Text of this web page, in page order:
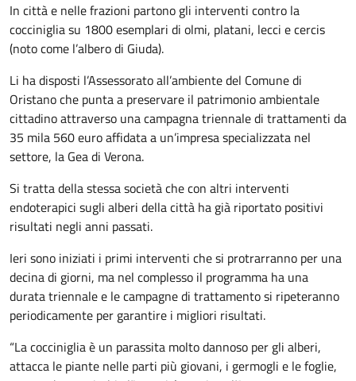
In città e nelle frazioni partono gli interventi contro la
cocciniglia su 1800 esemplari di olmi, platani, lecci e cercis
(noto come l’albero di Giuda).
Li ha disposti l’Assessorato all’ambiente del Comune di
Oristano che punta a preservare il patrimonio ambientale
cittadino attraverso una campagna triennale di trattamenti da
35 mila 560 euro affidata a un’impresa specializzata nel
settore, la Gea di Verona.
Si tratta della stessa società che con altri interventi
endoterapici sugli alberi della città ha già riportato positivi
risultati negli anni passati.
Ieri sono iniziati i primi interventi che si protrarranno per una
decina di giorni, ma nel complesso il programma ha una
durata triennale e le campagne di trattamento si ripeteranno
periodicamente per garantire i migliori risultati.
“La cocciniglia è un parassita molto dannoso per gli alberi,
attacca le piante nelle parti più giovani, i germogli e le foglie,